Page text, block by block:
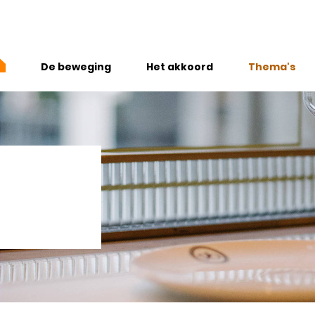
De beweging
Onze missie
Partners & vrienden
Preventiegelden 2025
Het akkoord Thema's
Jong,
Rookvrije
Voldoende
sporten
Mentaal fit
Gezonde
Vitaliteit